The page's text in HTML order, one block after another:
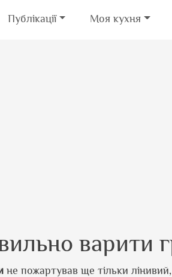
Публікації Моя кухня
варити
не пожартував ще тільки